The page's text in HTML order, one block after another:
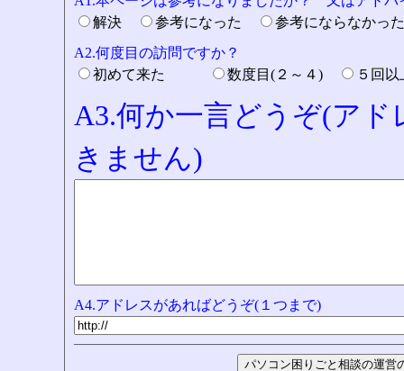
解決
参考になった
参考にならなか
A2.何度目の訪問ですか？
初めて来た
数度目(２～４) ５回
A3.何か一言どうぞ(ア
きません)
A4.アドレスがあればどうぞ(１つまで)